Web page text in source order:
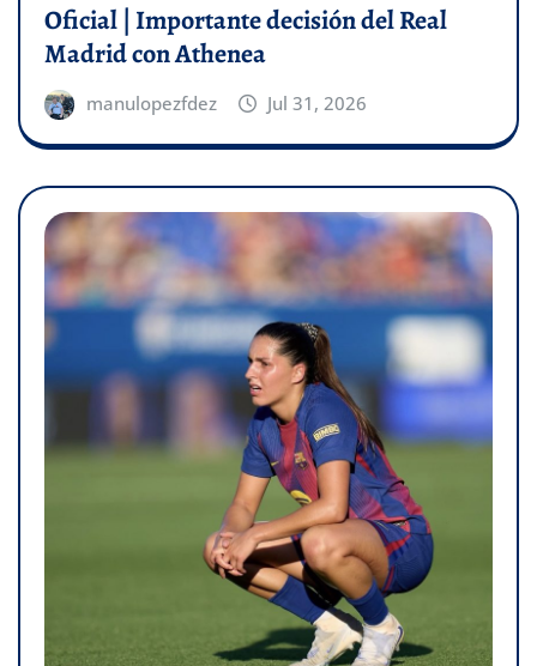
Oficial | Importante decisión del Real
Madrid con Athenea
manulopezfdez Jul 31, 2026